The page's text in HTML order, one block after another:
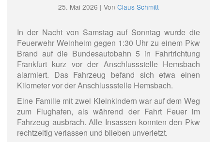
25. Mai 2026 | Von Claus Schmitt
In der Nacht von Samstag auf Sonntag wurde die
Feuerwehr Weinheim gegen 1:30 Uhr zu einem Pkw
Brand auf die Bundesautobahn 5 in Fahrtrichtung
Frankfurt kurz vor der Anschlussstelle Hemsbach
alarmiert. Das Fahrzeug befand sich etwa einen
Kilometer vor der Anschlussstelle Hemsbach.
Eine Familie mit zwei Kleinkindern war auf dem Weg
zum Flughafen, als während der Fahrt Feuer im
Fahrzeug ausbrach. Alle Insassen konnten den Pkw
rechtzeitig verlassen und blieben unverletzt.